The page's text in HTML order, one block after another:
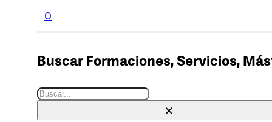
0
Buscar Formaciones, Servicios,
Buscar
×